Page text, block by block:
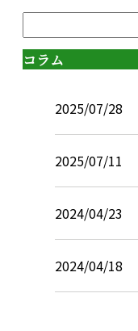
コラム
2025/07/28
2025/07/11
2024/04/23
2024/04/18